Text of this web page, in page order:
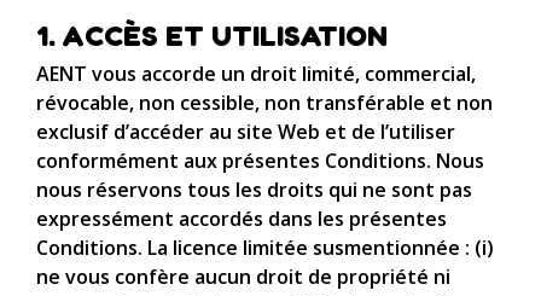
1. ACCÈS ET UTILISATION
AENT vous accorde un droit limité, commercial,
révocable, non cessible, non transférable et non
exclusif d’accéder au site Web et de l’utiliser
conformément aux présentes Conditions. Nous
nous réservons tous les droits qui ne sont pas
expressément accordés dans les présentes
Conditions. La licence limitée susmentionnée : (i)
ne vous confère aucun droit de propriété ni